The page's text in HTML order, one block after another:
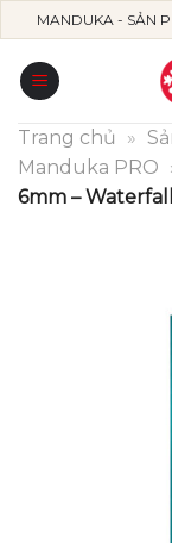
Skip
to
content
MANDUKA - SẢN
Trang chủ »
Manduka PRO
6mm – Waterfall